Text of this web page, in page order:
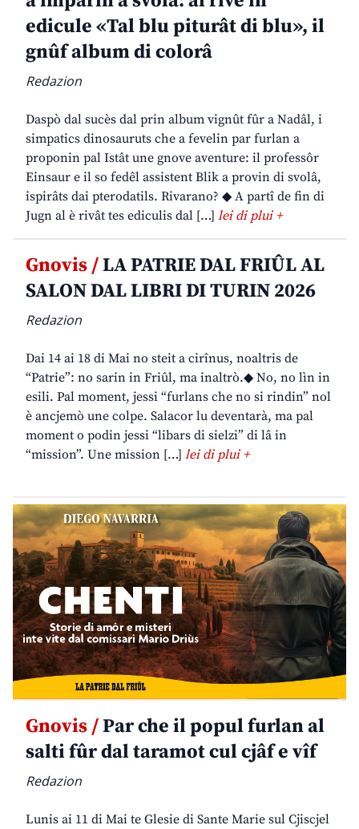
edicule «Tal blu piturât di blu», il
gnûf album di colorâ
Redazion
Daspò dal sucès dal prin album vignût fûr a Nadâl, i
simpatics dinosauruts che a fevelin par furlan a
proponin pal Istât une gnove aventure: il professôr
Einsaur e il so fedêl assistent Blik a provin di svolâ,
ispirâts dai pterodatils. Rivarano? ◆ A partî de fin di
Jugn al è rivât tes ediculis dal […] lei di plui +
Gnovis /LA PATRIE DAL FRIÛL AL
SALON DAL LIBRI DI TURIN 2026
Redazion
Dai 14 ai 18 di Mai no steit a cirînus, noaltris de
“Patrie”: no sarin in Friûl, ma inaltrò.◆ No, no lìn in
esili. Pal moment, jessi “furlans che no si rindin” nol
è ancjemò une colpe. Salacor lu deventarà, ma pal
moment o podin jessi “libars di sielzi” di lâ in
“mission”. Une mission […] lei di plui +
Gnovis /Par che il popul furlan al
salti fûr dal taramot cul cjâf e vîf
Redazion
Lunis ai 11 di Mai te Glesie di Sante Marie sul Cjiscjel